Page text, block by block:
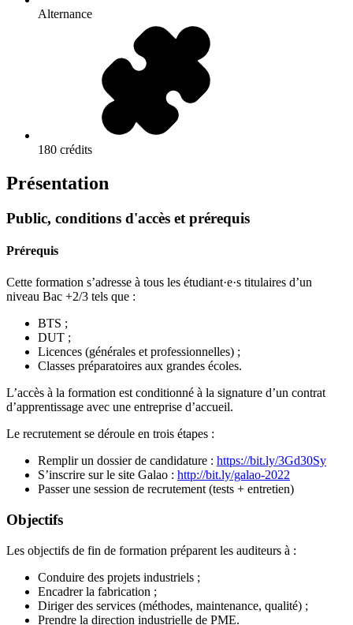
Alternance
180 crédits
Présentation
Public, conditions d'accès et prérequis
Prérequis
Cette formation s’adresse à tous les étudiant·e·s titulaires d’un
niveau Bac +2/3 tels que :
BTS ;
DUT ;
Licences (générales et professionnelles) ;
Classes préparatoires aux grandes écoles.
L’accès à la formation est conditionné à la signature d’un contrat
d’apprentissage avec une entreprise d’accueil.
Le recrutement se déroule en trois étapes :
Remplir un dossier de candidature : https://bit.ly/3Gd30Sy
S’inscrire sur le site Galao : http://bit.ly/galao-2022
Passer une session de recrutement (tests + entretien)
Objectifs
Les objectifs de fin de formation préparent les auditeurs à :
Conduire des projets industriels ;
Encadrer la fabrication ;
Diriger des services (méthodes, maintenance, qualité) ;
Prendre la direction industrielle de PME.